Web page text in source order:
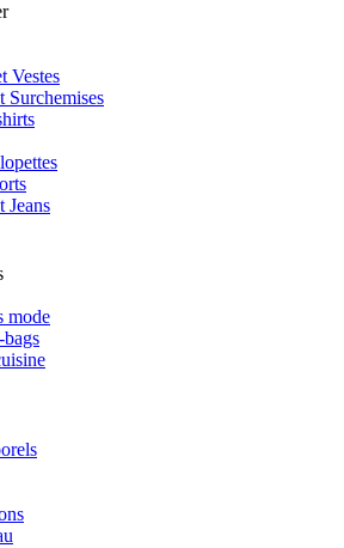
Vestes
Surchemises
Jeans
mode
bags